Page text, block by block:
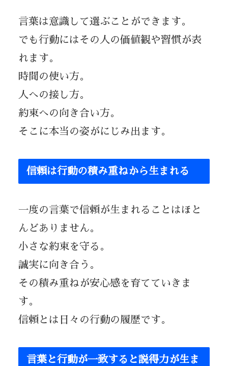
言葉は意識して選ぶことができます。
でも行動にはその人の価値観や習慣が表
れます。
時間の使い方。
人への接し方。
約束への向き合い方。
そこに本当の姿がにじみ出ます。
信頼は行動の積み重ねから生まれる
一度の言葉で信頼が生まれることはほと
んどありません。
小さな約束を守る。
誠実に向き合う。
その積み重ねが安心感を育てていきま
す。
信頼とは日々の行動の履歴です。
言葉と行動が一致すると説得力が生ま